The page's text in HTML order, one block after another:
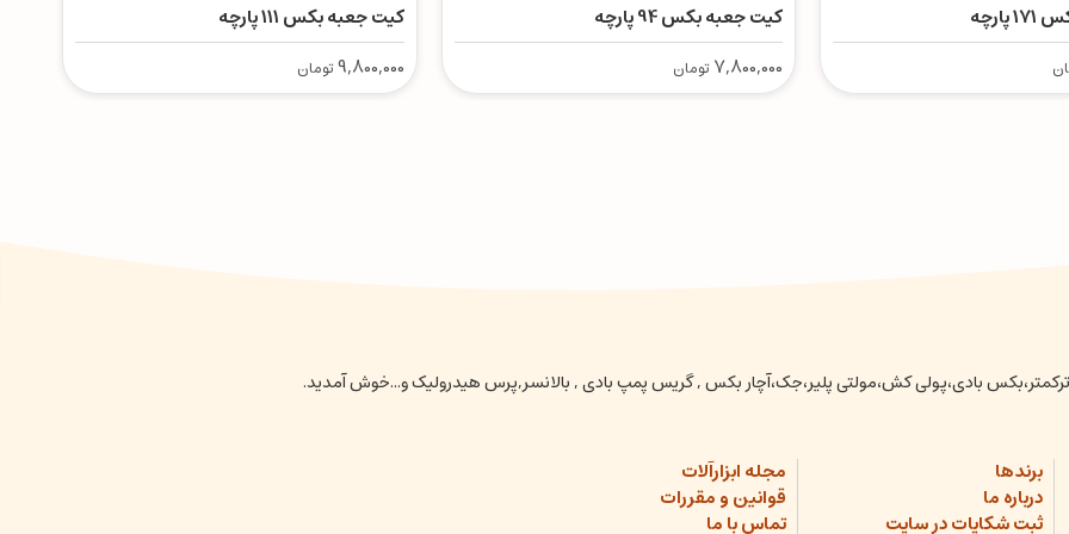
کیت جعبه بکس 94 پارچه
7,800,000تومان
کیت جعبه بکس ۱۱۱ پارچه
9,800,000تومان
،ترکمتر،بکس بادی،پولی کش،مولتی پلیر،جک،آچار بکس , گریس پمپ بادی , بالانسر,پرس هیدرولیک و...خوش آمدید.
برندها
مجله ابزارآلات
درباره ما
قوانین و مقررات
ثبت شکایات در سایت
تماس با ما